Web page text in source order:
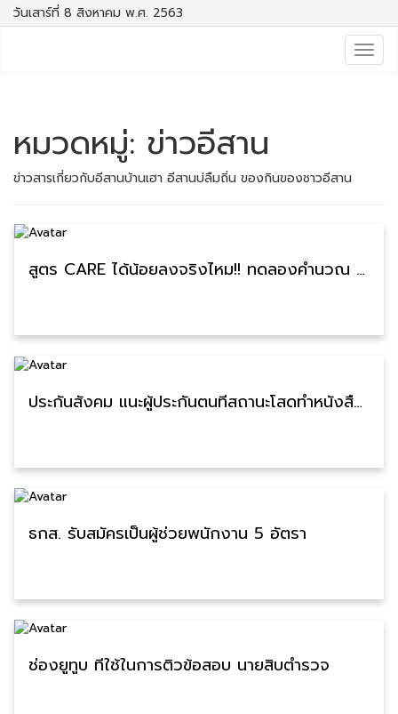
วันเสาร์ที่ 8 สิงหาคม พ.ศ. 2563
หมวดหมู่: ข่าวอีสาน
ข่าวสารเกี่ยวกับอีสานบ้านเฮา อีสานบ่ลืมถิ่น ของกินของชาวอีสาน
สูตร CARE ได้น้อยลงจริงไหม!! ทดลองคำนวณ CARE บำนาญสูตรใหม่ ทำได้ด้วยตัวเองได้ประมาณกี่บาท
ประกันสังคม แนะผู้ประกันตนที่สถานะโสดทำหนังสือระบุผู้รับเงินสงเคราะห์ กรณีตายล่วงหน้า
ธกส. รับสมัครเป็นผู้ช่วยพนักงาน 5 อัตรา
ช่องยูทูบ ที่ใช้ในการติวข้อสอบ นายสิบตำรวจ